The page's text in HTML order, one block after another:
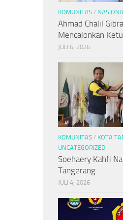
KOMUNITAS /
Ahmad Chalil
Mencalonkan
JULI 6, 2026
KOMUNITAS / KOTA
UNCATEGORIZED
Soehaery Kahfi
Tangerang
JULI 4, 2026